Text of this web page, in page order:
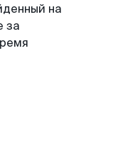
на
за